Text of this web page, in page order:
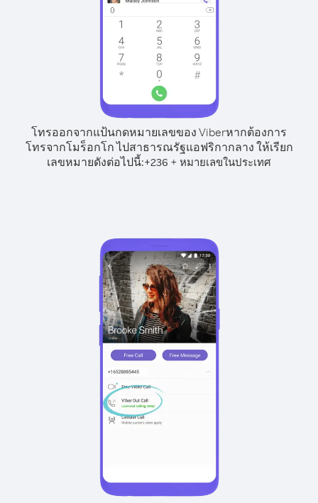
โทรออกจากแป้นกดหมายเลขของ Viberหากต้องการ
โทรจากโมร็อกโก ไปสาธารณรัฐแอฟริกากลาง ให้เรียก
เลขหมายดังต่อไปนี้:+236 + หมายเลขในประเทศ